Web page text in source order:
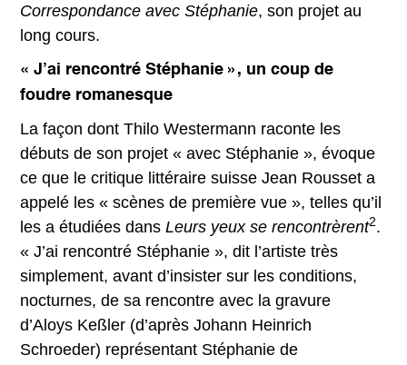
Correspondance avec Stéphanie, son projet au
long cours.
« J’ai rencontré Stéphanie », un coup de
foudre romanesque
La façon dont Thilo Westermann raconte les
débuts de son projet « avec Stéphanie », évoque
ce que le critique littéraire suisse Jean Rousset a
appelé les « scènes de première vue », telles qu’il
les a étudiées dansLeurs yeux se rencontrèrent2.
« J’ai rencontré Stéphanie », dit l’artiste très
simplement, avant d’insister sur les conditions,
nocturnes, de sa rencontre avec la gravure
d’Aloys Keßler (d’après Johann Heinrich
Schroeder) représentant Stéphanie de